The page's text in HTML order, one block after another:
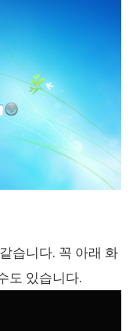
습니다. 꼭 아래 화
도 있습니다.